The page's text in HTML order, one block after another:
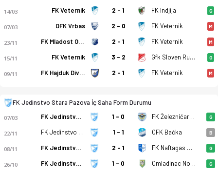
FK Jedinstvo Stara Pazova - FK Veternik 3-1 bitti. Gol
14/03 FK Veternik 2 - 1 FK Indjija G
07/03 OFK Vrbas 2 - 0 FK Veternik M
23/11 FK Mladost Omoljica 2 - 1 FK Veternik M
15/11 FK Veternik 3 - 2 Gfk Sloven Ruma G
09/11 FK Hajduk Divos 2 - 1 FK Veternik M
FK Jedinstvo Stara Pazova İç Saha Form Durumu
07/03 FK Jedinstvo Stara Pazova 1 - 0 FK Železničar Pančevo G
22/11 FK Jedinstvo Stara Pazova 1 - 1 OFK Bačka B
08/11 FK Jedinstvo Stara Pazova 2 - 1 FK Naftagas Elemir G
26/10 FK Jedinstvo Stara Pazova 1 - 0 Omladinac Novi B. G